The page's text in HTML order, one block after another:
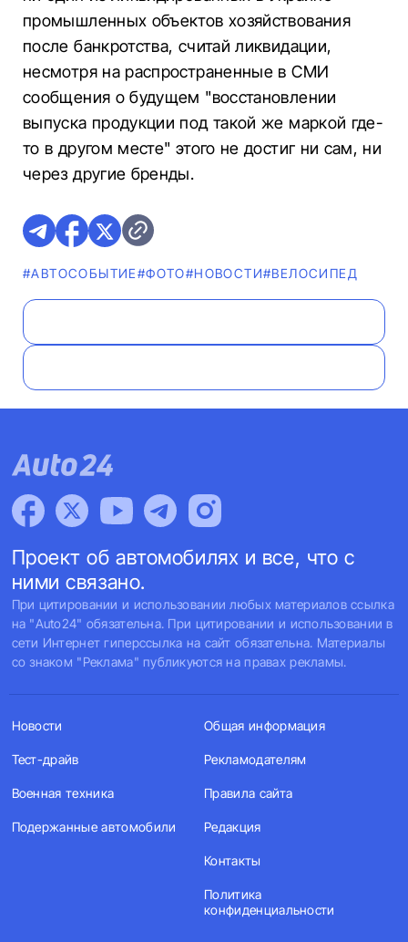
промышленных объектов хозяйствования
после банкротства, считай ликвидации,
несмотря на распространенные в СМИ
сообщения о будущем "восстановлении
выпуска продукции под такой же маркой где-
то в другом месте" этого не достиг ни сам, ни
через другие бренды.
#АВТОСОБЫТИЕ#ФОТО#НОВОСТИ#ВЕЛОСИПЕД
Проект об автомобилях и все, что с
ними связано.
При цитировании и использовании любых материалов ссылка
на "Auto24" обязательна. При цитировании и использовании в
сети Интернет гиперссылка на сайт обязательна. Материалы
со знаком "Реклама" публикуются на правах рекламы.
Новости
Тест-драйв
Военная техника
Подержанные автомобили
Общая информация
Рекламодателям
Правила сайта
Редакция
Контакты
Политика
конфиденциальности